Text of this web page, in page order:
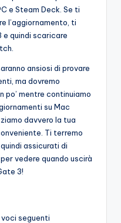
e Steam Deck. Se ti
l’aggiornamento, ti
e quindi scaricare
ansiosi di provare
ma dovremo
po’ mentre continuiamo
su Mac
davvero la tua
Ti terremo
assicurati di
vedere quando uscirà
3!
seguenti